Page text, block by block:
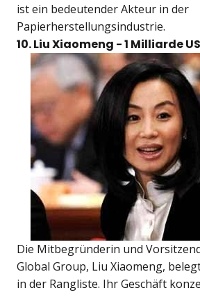
ist ein bedeutender Akteur in der
Papierherstellungsindustrie.
10.Liu Xiaomeng - 1 Milliarde
Die Mitbegründerin und
Global Group, Liu Xiaomeng,
in der Rangliste. Ihr Geschäft